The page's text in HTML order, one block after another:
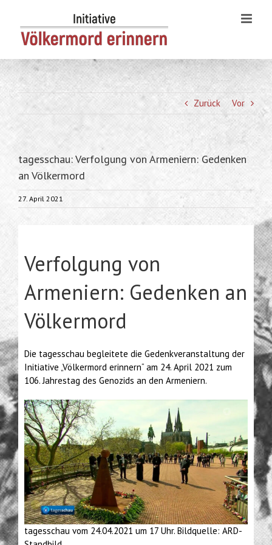
content
Zurück Vor
tagesschau: Verfolgung von Armeniern: Gedenken
an Völkermord
27. April 2021
Verfolgung von
Armeniern: Gedenken an
Völkermord
Die tagesschau begleitete die Gedenkveranstaltung der
Initiative „Völkermord erinnern“ am 24. April 2021 zum
106. Jahrestag des Genozids an den Armeniern.
tagesschau vom 24.04.2021 um 17 Uhr. Bildquelle: ARD-